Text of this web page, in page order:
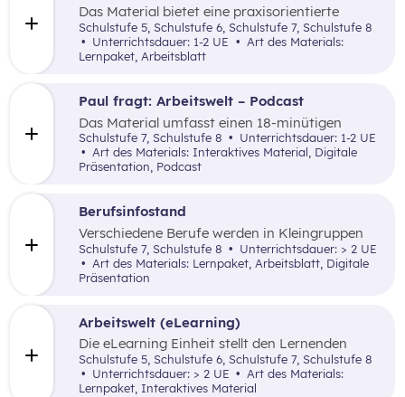
Das Material bietet eine praxisorientierte
Einführung in die Rolle als Konsument:in und
zeigt auf, wie man sich vor Käufen fundiert
über Produkte informiert. Ergänzend werden
sowie die Bedeutung von Gütezeichen
anschaulich erläutert.
Schulstufe 5, Schulstufe 6, Schulstufe 7, Schulstufe 8
Unterrichtsdauer: 1-2 UE
Lernpaket, Arbeitsblatt
Paul fragt: Arbeitswelt – Podcast
Das Material umfasst einen 18-minütigen
Podcast, ergänzt durch eine PowerPoint-
Präsentation mit weiterführenden Links sowie
ein Arbeitsblatt für eine passende Hausübung.
Schulstufe 7, Schulstufe 8
Unterrichtsdauer: 1-2 UE
Art des Materials: Interaktives Material, Digitale
Präsentation, Podcast
Berufsinfostand
Verschiedene Berufe werden in Kleingruppen
mithilfe der Methode Gruppenpuzzle
(Expertenrunde) erarbeitet und anschließend
präsentiert. Die Methode wird zusätzlich durch
Schulstufe 7, Schulstufe 8
Unterrichtsdauer: > 2 UE
Präsentation
Arbeitswelt (eLearning)
Die eLearning Einheit stellt den Lernenden
Fragen zu Formen der Arbeitsteilung, ein Video
zu Wirtschaftssektoren und Arbeitsteilung und
eine Aufgäbe zu Produktionsentscheidungen.
Schulstufe 5, Schulstufe 6, Schulstufe 7, Schulstufe 8
Unterrichtsdauer: > 2 UE
Art des Materials:
Lernpaket, Interaktives Material